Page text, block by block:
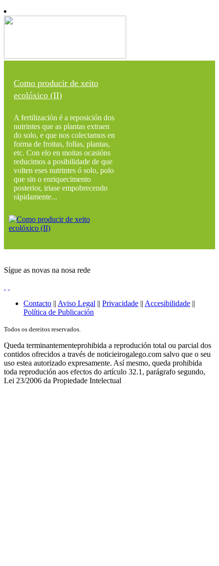
Como producir de xeito
ecolóxico (II)
A fertilización é a reposición dos
nutrintes que as plantas extraen
do solo, e que nos colectamos en
forma de froitas, follas, plantas,
etc. Con elo en moitas ocasións
reducimos a posibilidade de que
volten eses nutrintes ó solo, polo
que sin o enriquecimento
posterior, iriase empobrecendo
rápidamente...
Sígue as novas na nosa rede
Contacto || Aviso Legal || Privacidade || Accesibilidade ||
Política de Publicación
Todos os dereitos reservados.
Queda terminantementeprohibida a reprodución total ou parcial dos
contidos ofrecidos a través de noticieirogalego.com salvo que o seu
uso estea autorizado expresamente. Así mesmo, queda prohibida
toda reprodución aos efectos do artículo 32.1, parágrafo segundo,
Lei 23/2006 da Propiedade Intelectual